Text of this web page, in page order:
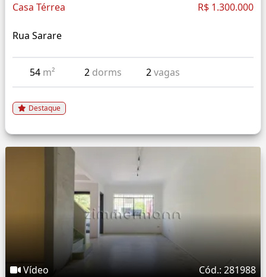
Casa Térrea R$ 1.300.000
Rua Sarare
54 m² 2 dorms 2vagas
Destaque
Vídeo Cód.: 281988